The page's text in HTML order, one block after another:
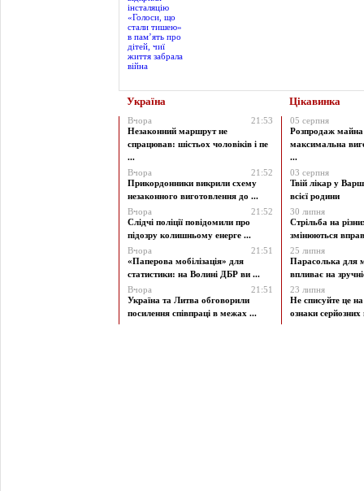
Україна Цікавинка
Вчора
21:53
Незаконний маршрут не
спрацював: шістьох чоловіків і пе
...
Вчора
21:52
Прикордонники викрили схему
незаконного виготовлення до ...
Вчора
21:52
Слідчі поліції повідомили про
підозру колишньому енерге ...
Вчора
21:51
«Паперова мобілізація» для
статистики: на Волині ДБР ви ...
Вчора
21:51
Україна та Литва обговорили
посилення співпраці в межах ...
05 серпня
Розпродаж майна
максимальна
...
03 серпня
Твій лікар у
всієї родини
30 липня
Стрільба на
змінюються
25 липня
Парасолька для
впливає на
23 липня
Не списуйте це
ознаки